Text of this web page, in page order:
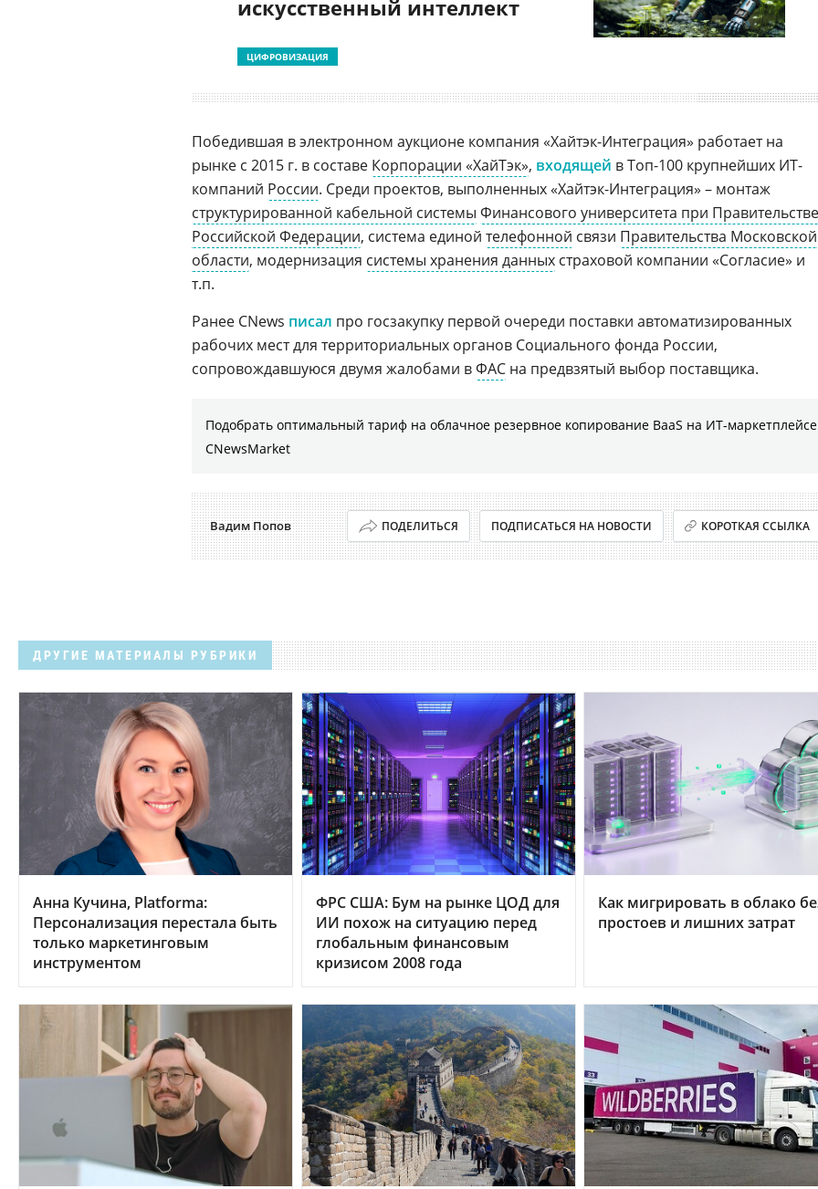
искусственный интеллект
ЦИФРОВИЗАЦИЯ
Победившая в электронном аукционе компания «Хайтэк-Интеграция» работает на
рынке с 2015 г. в составе Корпорации «ХайТэк», входящей в Топ-100 крупнейших ИТ-
компаний России. Среди проектов, выполненных «Хайтэк-Интеграция» – монтаж
структурированной кабельной системы Финансового университета при Правительстве
Российской Федерации, система единой телефонной связи Правительства Московской
области, модернизация системы хранения данных страховой компании «Согласие» и
т.п.
Ранее CNews писал про госзакупку первой очереди поставки автоматизированных
рабочих мест для территориальных органов Социального фонда России,
сопровождавшуюся двумя жалобами вФАС на предвзятый выбор поставщика.
Подобрать оптимальный тариф на облачное резервное копирование BaaS на ИТ-маркетплейсе
CNewsMarket
Вадим Попов ПОДЕЛИТЬСЯ ПОДПИСАТЬСЯ НА НОВОСТИ КОРОТКАЯ ССЫЛКА
ДРУГИЕ МАТЕРИАЛЫ РУБРИКИ
Анна Кучина, Platforma:
Персонализация перестала быть
только маркетинговым
инструментом
ФРС США: Бум на рынке ЦОД для
ИИ похож на ситуацию перед
глобальным финансовым
кризисом 2008 года
Как мигрировать в облако
простоев и лишних затрат